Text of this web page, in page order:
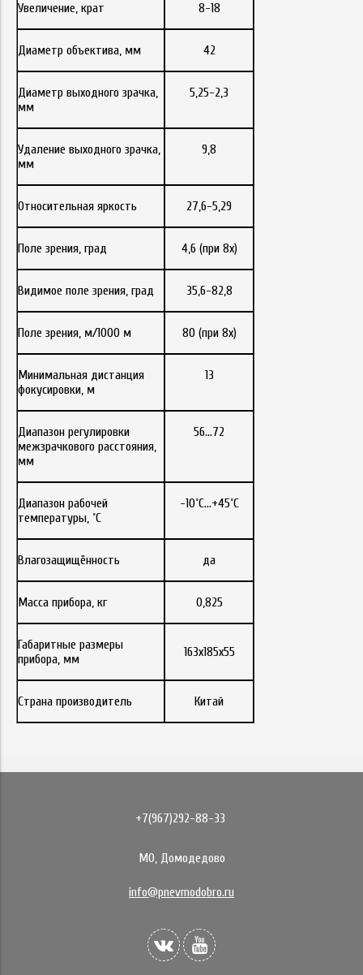
Увеличение, крат 8-18
Диаметр объектива, мм 42
Диаметр выходного зрачка,
мм
5,25-2,3
Удаление выходного зрачка,
мм
9,8
Относительная яркость 27,6-5,29
Поле зрения, град 4,6 (при 8х)
Видимое поле зрения, град 35,6-82,8
Поле зрения, м/1000 м 80 (при 8х)
Минимальная дистанция
фокусировки, м
13
Диапазон регулировки
межзрачкового расстояния,
мм
56...72
Диапазон рабочей
температуры, ˚С
-10˚С…+45˚С
Влагозащищённость да
Масса прибора, кг 0,825
Габаритные размеры
прибора, мм
163х185х55
Страна производитель Китай
+7(967)292-88-33
МО, Домодедово
info@pnevmodobro.ru